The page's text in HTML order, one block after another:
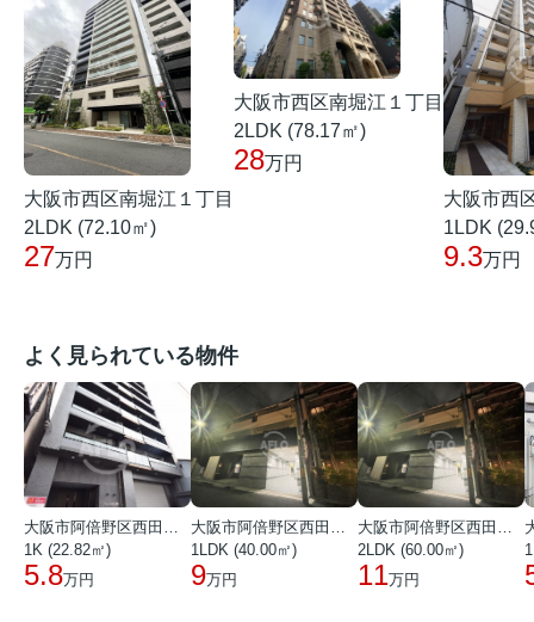
大阪市西区南堀江１丁目
2LDK (72.10㎡)
27万円
大阪市西区南堀江１丁目
2LDK (78.17㎡)
28万円
大阪市西
1LDK
9.3万円
よく見られている物件
大阪市阿倍野区西田辺町１丁目
1K (22.82㎡)
5.8万円
大阪市阿倍野区西田辺町１丁目
1LDK (40.00㎡)
9万円
大阪市阿倍野区西田辺町１丁目
2LDK (60.00㎡)
11万円